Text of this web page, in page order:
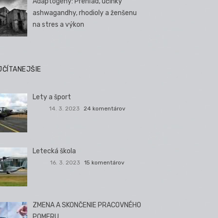
ashwagandhy, rhodioly a ženšenu
na stres a výkon
Lety a šport
14. 3. 2023 24 komentárov
Letecká škola
16. 3. 2023 15 komentárov
ZMENA A SKONČENIE PRACOVNÉHO